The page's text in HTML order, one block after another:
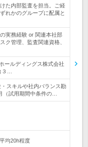
た内部監査を担当。ご経
れかのグループに配属と
実務経験 or 関連本社部
ク管理、監査関連資格、
ールディングス株式会社
３…
スキルや社内バランス勘
試用期間中条件の…
均20h程度